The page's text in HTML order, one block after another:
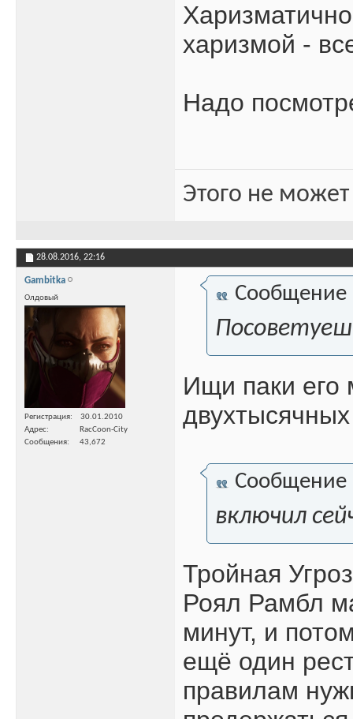
харизмой -
Надо
Этого не
28.08.2016, 22:16
Gambitka
Олдовый
Регистрация
30.01.2010
Адрес
RacCoon-City
Сообщения
43,672
Сообщение
Ищи паки его
Сообщение
включил
Тройная
Роял Рамбл
минут, и
ещё один
правилам